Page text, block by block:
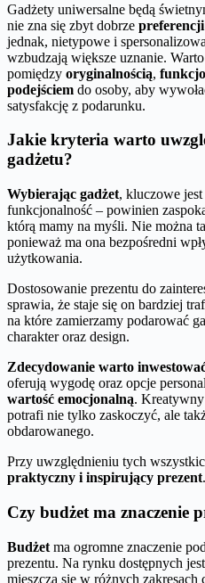
Gadżety uniwersalne będą
nie zna się zbyt dobrze preferencji
jednak, nietypowe i
wzbudzają większe uznanie.
pomiędzy oryginalnością,
podejściem do osoby, aby
satysfakcję z podarunku.
Jakie kryteria warto
gadżetu?
Wybierając gadżet, kluczowe
funkcjonalność – powinien
którą mamy na myśli. Nie można
ponieważ ma ona bezpośredni
użytkowania.
Dostosowanie prezentu do
sprawia, że staje się on bardziej
na które zamierzamy podarować
charakter oraz design.
Zdecydowanie warto
oferują wygodę oraz opcje
wartość emocjonalną.
potrafi nie tylko zaskoczyć, ale
obdarowanego.
Przy uwzględnieniu tych
praktyczny i inspirujący prezent.
Czy budżet ma znaczenie
Budżet ma ogromne znaczenie
prezentu. Na rynku dostępnych
mieszczą się w różnych